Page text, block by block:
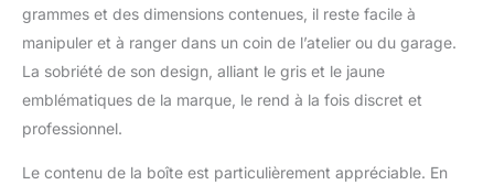
n'êtes pas sûr que la
pièce automobile soit
compatible ? Il vous suffit
de nous envoyer le
numéro d'identification
équipe d'experts
grammes et des dimensions contenues, il reste facile à
manipuler et à ranger dans un coin de l’atelier ou du garage.
La sobriété de son design, alliant le gris et le jaune
emblématiques de la marque, le rend à la fois discret et
professionnel.
Le contenu de la boîte est particulièrement appréciable. En